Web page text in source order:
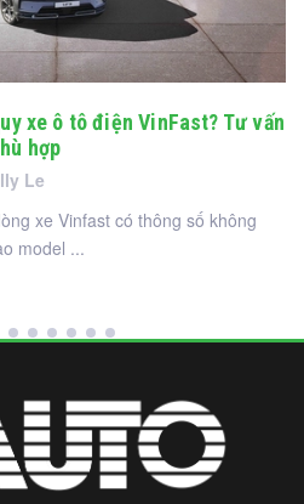
xe ô tô điện VinFast? Tư vấn
hợp
Le
xe Vinfast có thông số không
model ...